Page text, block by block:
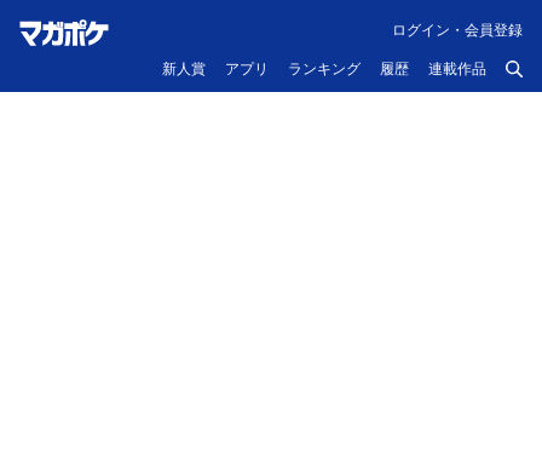
新人賞 アプリ ランキング 履歴 連載作品
ログイン・会員登録